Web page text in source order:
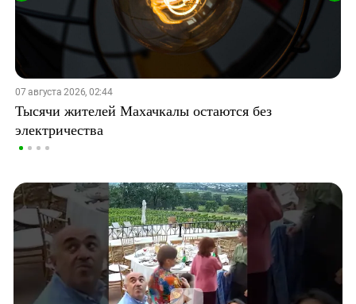
07 августа 2026, 02:44
Тысячи жителей Махачкалы остаются без
электричества